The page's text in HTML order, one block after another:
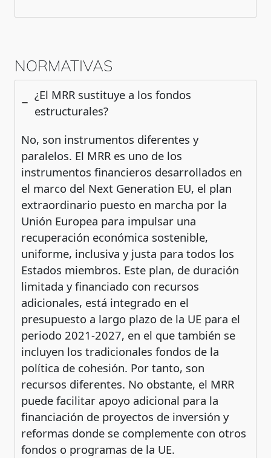
NORMATIVAS
¿El MRR sustituye a los fondos
estructurales?
No, son instrumentos diferentes y
paralelos. El MRR es uno de los
instrumentos financieros desarrollados en
el marco del Next Generation EU, el plan
extraordinario puesto en marcha por la
Unión Europea para impulsar una
recuperación económica sostenible,
uniforme, inclusiva y justa para todos los
Estados miembros. Este plan, de duración
limitada y financiado con recursos
adicionales, está integrado en el
presupuesto a largo plazo de la UE para el
periodo 2021-2027, en el que también se
incluyen los tradicionales fondos de la
política de cohesión. Por tanto, son
recursos diferentes. No obstante, el MRR
puede facilitar apoyo adicional para la
financiación de proyectos de inversión y
reformas donde se complemente con otros
fondos o programas de la UE.